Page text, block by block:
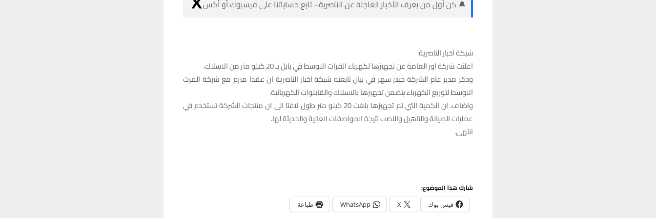
🔔 كن أول من يعرف الأخبار العاجلة عن الناصرية– تابع حساباتنا على فيسبوك أو أكس
شبكة اخبار الناصرية:
اعلنت شركة اور العامة عن تجهيزها لكهرباء الفرات الاوسط في بابل بـ 20 كيلو متر من الاسلاك.
وذكر مدير عام الشركة حيدر سهر في بيان تابعته شبكة اخبار الناصرية ان عقدا مبرم مع شركة الفرت
الاوسط لتوزيع الكهرباء يتضمن تجهيزها بالاسلاك والقابلوات الكهربائية.
واضاف، ان الكمية التي تم تجهيزها بلغت 20 كيلو متر طول لافتا الى ان منتجات الشركة تستخدم في
عمليات الصيانة والتاهيل والنصب نتيجة المواصفات العالية والحديثة لها.
انتهى.
شارك هذا الموضوع:
فيس بوك X
WhatsApp طباعة